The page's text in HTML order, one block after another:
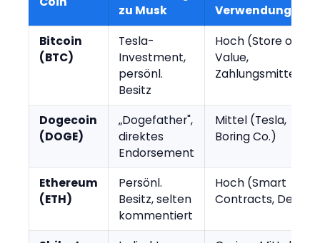
zu Musk
Verwendungsfall
Bitcoin
(BTC)
Tesla-
Investment,
persönl.
Besitz
Hoch (Store of
Value,
Zahlungsmittel)
Dogecoin
(DOGE)
„Dogefather",
direktes
Endorsement
Mittel (Tesla,
Boring Co.)
Ethereum
(ETH)
Persönl.
Besitz, selten
kommentiert
Hoch (Smart
Contracts, DeFi)